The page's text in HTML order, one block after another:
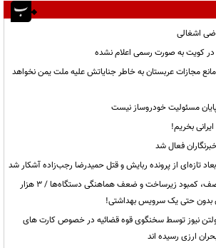
اشغالی
در کویت به صورت رسمی اعلام نشده
مجازات عربستان به خاطر جنایاتش علیه ملت یمن نخواهد
مسئولیت خودروساز نیست
بخریم!
فعال شد
تازه‌ای از پرونده ربایش و قتل حمیدرضا رجب‌زاده آشکار شد
ریمـدان؛ مرزی گرفتار در صف، کمبود زیرساخت و ضعف هماهنگی دستگاه‌ها / ۳ هزار
بدون حتی یک سرویس بهداشتی!
نیوز توسط سخنگوی قوه قضائیه در خصوص کارت های
ارزی رسیده اند